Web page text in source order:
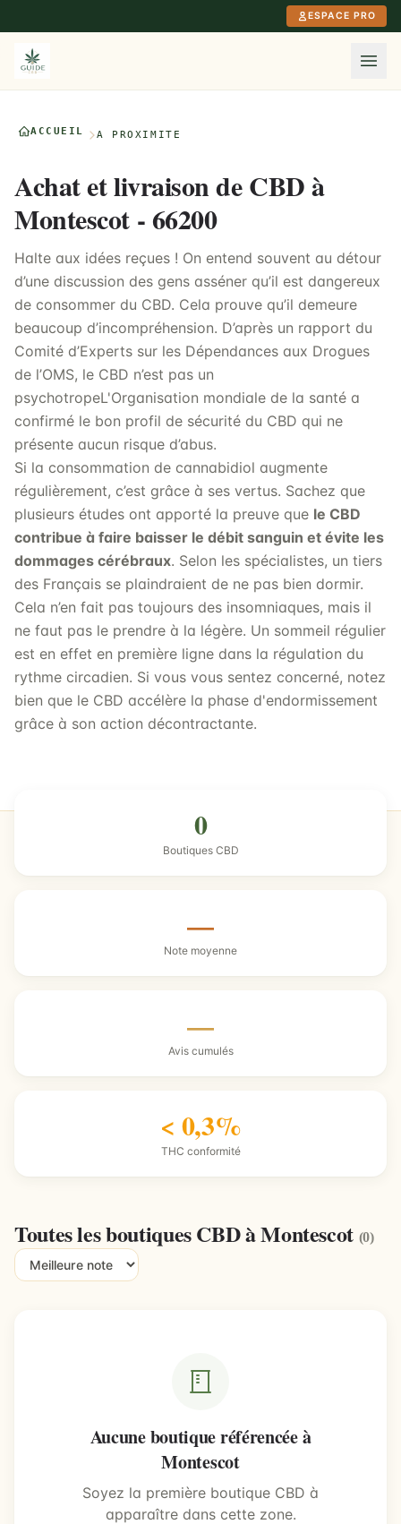
ESPACE PRO
ACCUEIL À PROXIMITÉ
Achat et livraison de CBD à
Montescot - 66200
Halte aux idées reçues ! On entend souvent au détour
d’une discussion des gens asséner qu’il est dangereux
de consommer du CBD. Cela prouve qu’il demeure
beaucoup d’incompréhension. D’après un rapport du
Comité d’Experts sur les Dépendances aux Drogues
de l’OMS, le CBD n’est pas un
psychotropeL'Organisation mondiale de la santé a
confirmé le bon profil de sécurité du CBD qui ne
présente aucun risque d’abus.
Si la consommation de cannabidiol augmente
régulièrement, c’est grâce à ses vertus. Sachez que
plusieurs études ont apporté la preuve que le CBD
contribue à faire baisser le débit sanguin et évite les
dommages cérébraux. Selon les spécialistes, un tiers
des Français se plaindraient de ne pas bien dormir.
Cela n’en fait pas toujours des insomniaques, mais il
ne faut pas le prendre à la légère. Un sommeil régulier
est en effet en première ligne dans la régulation du
rythme circadien. Si vous vous sentez concerné, notez
bien que le CBD accélère la phase d'endormissement
grâce à son action décontractante.
0
Boutiques CBD
—
Note moyenne
—
Avis cumulés
< 0,3%
THC conformité
Toutes les boutiques CBD à Montescot (0)
Aucune boutique référencée à
Montescot
Soyez la première boutique CBD à
apparaître dans cette zone.